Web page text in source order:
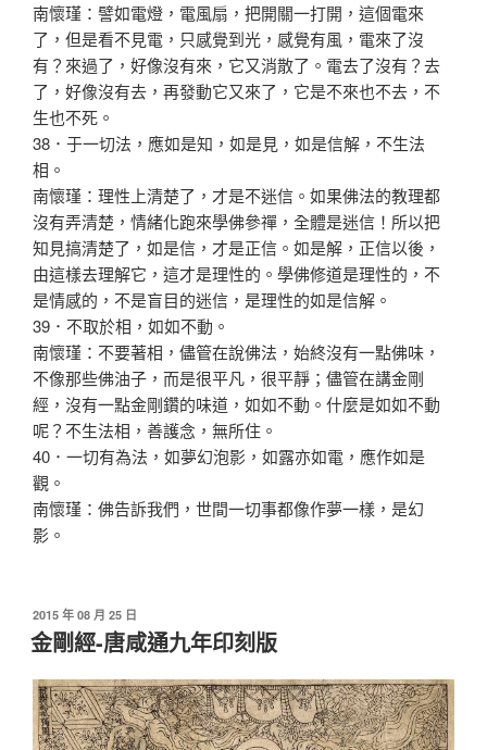
南懷瑾：譬如電燈，電風扇，把開關一打開，這個電來
了，但是看不見電，只感覺到光，感覺有風，電來了沒
有？來過了，好像沒有來，它又消散了。電去了沒有？去
了，好像沒有去，再發動它又來了，它是不來也不去，不
生也不死。
38．于一切法，應如是知，如是見，如是信解，不生法
相。
南懷瑾：理性上清楚了，才是不迷信。如果佛法的教理都
沒有弄清楚，情緒化跑來學佛參禪，全體是迷信！所以把
知見搞清楚了，如是信，才是正信。如是解，正信以後，
由這樣去理解它，這才是理性的。學佛修道是理性的，不
是情感的，不是盲目的迷信，是理性的如是信解。
39．不取於相，如如不動。
南懷瑾：不要著相，儘管在說佛法，始終沒有一點佛味，
不像那些佛油子，而是很平凡，很平靜；儘管在講金剛
經，沒有一點金剛鑽的味道，如如不動。什麼是如如不動
呢？不生法相，善護念，無所住。
40．一切有為法，如夢幻泡影，如露亦如電，應作如是
觀。
南懷瑾：佛告訴我們，世間一切事都像作夢一樣，是幻
影。
發
佈
於
2015 年 08 月 25 日
金剛經-唐咸通九年印刻版